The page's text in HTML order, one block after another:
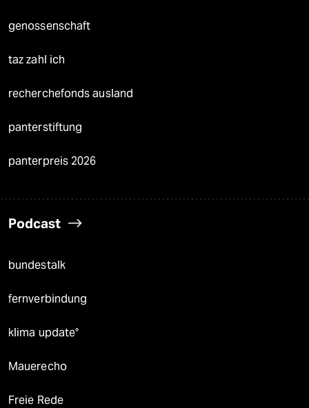
genossenschaft
taz zahl ich
recherchefonds ausland
panterstiftung
panterpreis 2026
Podcast
bundestalk
fernverbindung
klima update°
Mauerecho
Freie Rede